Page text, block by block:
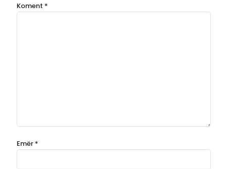
Koment *
Emër *